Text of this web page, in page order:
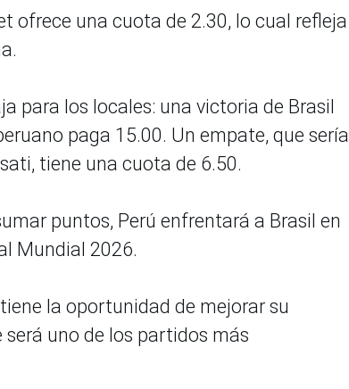
ofrece una cuota de 2.30, lo cual refleja
para los locales: una victoria de Brasil
paga 15.00. Un empate, que sería
tiene una cuota de 6.50.
puntos, Perú enfrentará a Brasil en
Mundial 2026.
la oportunidad de mejorar su
uno de los partidos más